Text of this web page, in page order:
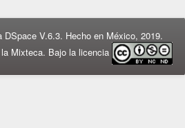
V.6.3. Hecho en México, 2019.
Mixteca. Bajo la licencia